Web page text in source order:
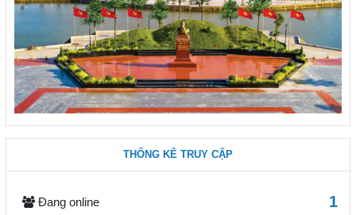
THỐNG KÊ TRUY CẬP
Đang online 1